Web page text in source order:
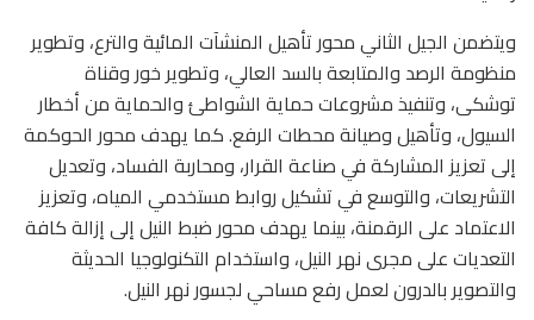
ويتضمن الجيل الثاني محور تأهيل المنشآت المائية والترع، وتطوير
منظومة الرصد والمتابعة بالسد العالي، وتطوير خور وقناة
توشكى، وتنفيذ مشروعات حماية الشواطئ والحماية من أخطار
السيول، وتأهيل وصيانة محطات الرفع. كما يهدف محور الحوكمة
إلى تعزيز المشاركة في صناعة القرار، ومحاربة الفساد، وتعديل
التشريعات، والتوسع في تشكيل روابط مستخدمي المياه، وتعزيز
الاعتماد على الرقمنة، بينما يهدف محور ضبط النيل إلى إزالة كافة
التعديات على مجرى نهر النيل، واستخدام التكنولوجيا الحديثة
والتصوير بالدرون لعمل رفع مساحي لجسور نهر النيل.